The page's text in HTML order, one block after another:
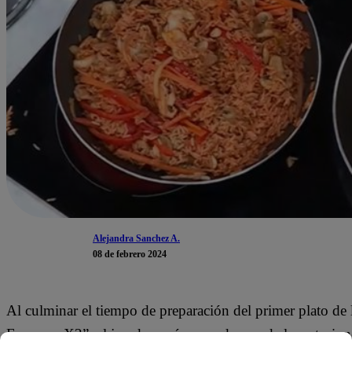
Alejandra Sanchez A.
08 de febrero 2024
Al culminar el tiempo de preparación del primer plato
Famosos X2”, el jurado pasó por cada una de las